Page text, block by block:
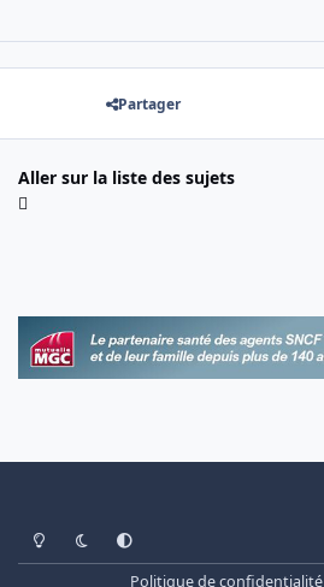
Partager
Aller sur la liste des sujets
Light ModeDark ModeSystem Preference
Politique de confidentialité